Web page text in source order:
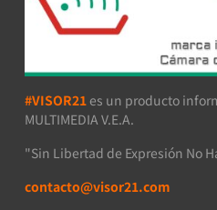
#VISOR21 es un producto
MULTIMEDIA V.E.A.
"Sin Libertad de Expresión No
contacto@visor21.com